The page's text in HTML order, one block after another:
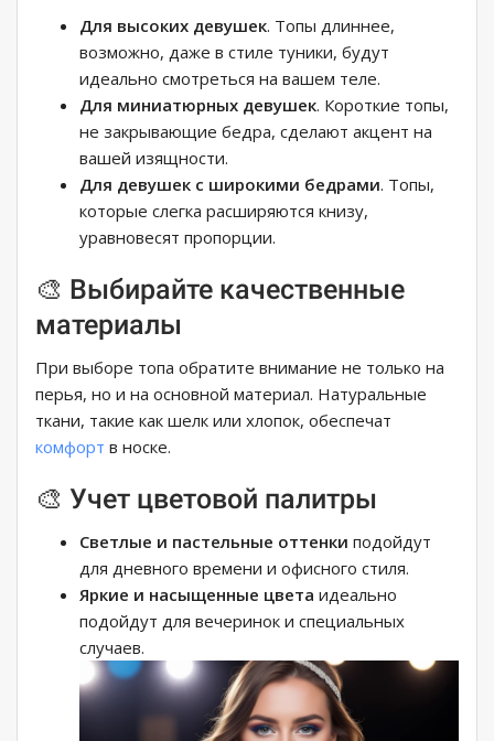
Для высоких девушек. Топы длиннее,
возможно, даже в стиле туники, будут
идеально смотреться на вашем теле.
Для миниатюрных девушек. Короткие топы,
не закрывающие бедра, сделают акцент на
вашей изящности.
Для девушек с широкими бедрами. Топы,
которые слегка расширяются книзу,
уравновесят пропорции.
🎨 Выбирайте качественные
материалы
При выборе топа обратите внимание не только на
перья, но и на основной материал. Натуральные
ткани, такие как шелк или хлопок, обеспечат
комфорт в носке.
🎨 Учет цветовой палитры
Светлые и пастельные оттенки подойдут
для дневного времени и офисного стиля.
Яркие и насыщенные цвета идеально
подойдут для вечеринок и специальных
случаев.